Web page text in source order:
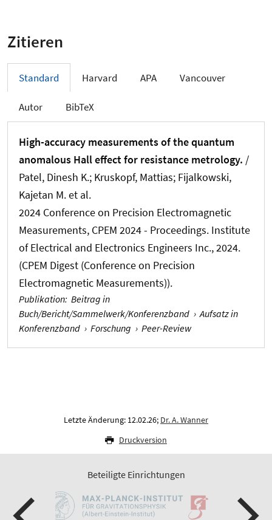
Zitieren
Standard Harvard APA Vancouver
Autor BibTeX
High-accuracy measurements of the quantum
anomalous Hall effect for resistance metrology. /
Patel, Dinesh K.; Kruskopf, Mattias; Fijalkowski,
Kajetan M. et al.
2024 Conference on Precision Electromagnetic
Measurements, CPEM 2024 - Proceedings. Institute
of Electrical and Electronics Engineers Inc., 2024.
(CPEM Digest (Conference on Precision
Electromagnetic Measurements)).
Publikation: Beitrag in
Buch/Bericht/Sammelwerk/Konferenzband › Aufsatz in
Konferenzband › Forschung › Peer-Review
Letzte Änderung: 12.02.26; Dr. A. Wanner
Druckversion
Beteiligte Einrichtungen